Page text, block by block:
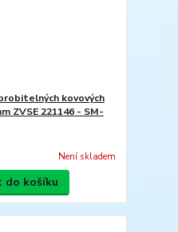
kovových
ZVSE 221146 - SM-
Není skladem
do košíku